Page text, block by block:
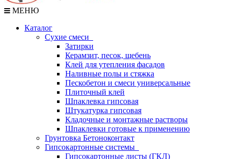
МЕНЮ
Каталог
Сухие смеси
Затирки
Керамзит, песок, щебень
Клей для утепления фасадов
Наливные полы и стяжка
Пескобетон и смеси универсальные
Плиточный клей
Шпаклевка гипсовая
Штукатурка гипсовая
Кладочные и монтажные растворы
Шпаклевки готовые к применению
Грунтовка Бетоноконтакт
Гипсокартонные системы
Гипсокартонные листы (ГКЛ)